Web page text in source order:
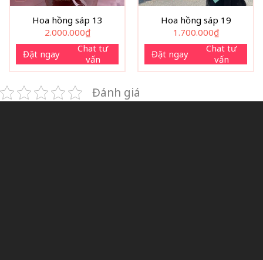
Hoa hồng sáp 13
2.000.000₫
Đặt ngay
Chat tư
vấn
Hoa hồng sáp 19
1.700.000₫
Đặt ngay
Chat tư
vấn
Đánh giá